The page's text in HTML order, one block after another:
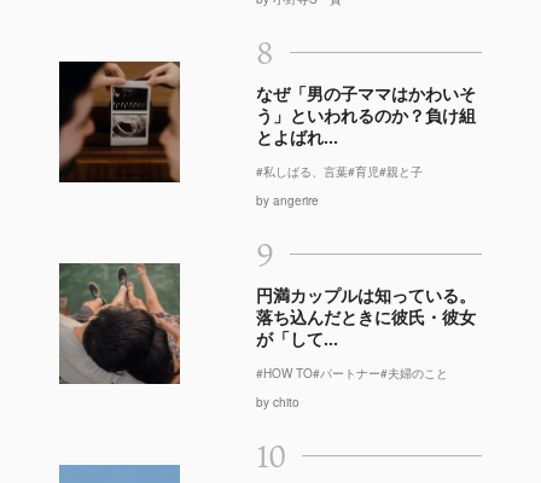
8
なぜ「男の子ママはかわいそ
う」といわれるのか？負け組
とよばれ...
#私しばる、言葉#育児#親と子
by angerire
9
円満カップルは知っている。
落ち込んだときに彼氏・彼女
が「して...
#HOW TO#パートナー#夫婦のこと
by chito
10